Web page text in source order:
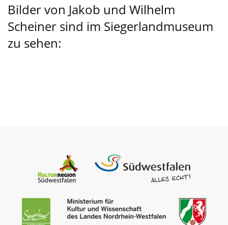
Bilder von Jakob und Wilhelm
Scheiner sind im Siegerlandmuseum
zu sehen: